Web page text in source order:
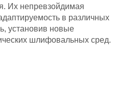
Их непревзойдимая
в различных
установив новые
шлифовальных сред.